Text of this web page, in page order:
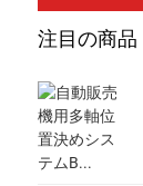
注目の商品